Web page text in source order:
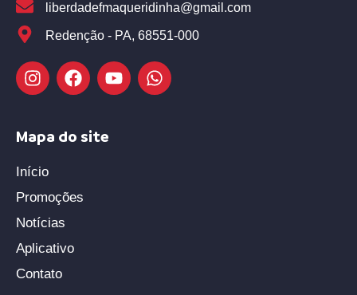
liberdadefmaqueridinha@gmail.com
Redenção - PA, 68551-000
Mapa do site
Início
Promoções
Notícias
Aplicativo
Contato